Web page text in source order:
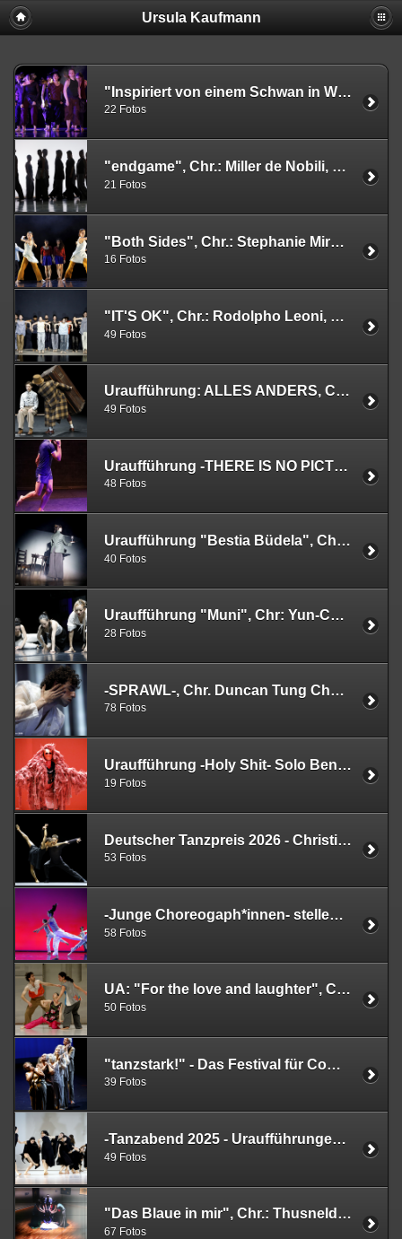
Ursula Kaufmann
"Inspiriert von einem Schwan in Werden", Chr.: Rainer Behr, Tanzabend 2026, Folkwang Uni, Studierende des IZT, 30.06.2026
22 Fotos
"endgame", Chr.: Miller de Nobili, Tanzabend 2026, Folkwang Uni, Studierende des IZT, 30.06.2026
21 Fotos
"Both Sides", Chr.: Stephanie Miracle, Tanzabend 2026, Folkwang Uni, Studierende des IZT. 30.06.2026
16 Fotos
"IT'S OK", Chr.: Rodolpho Leoni, Uraufführung 26.06.2026, Folkwang Tanzstudio, Pina Bausch Theater
49 Fotos
Uraufführung: ALLES ANDERS, Choreografie Daniel Ernesto Müller, 10.06.2026 im FFT Düsseldorf
49 Fotos
Uraufführung -THERE IS NO PICTURE OF MY PARENTS AND ME (UNTIL THERE WAS)- Darko Radosavljev, 28.05.2026, tanzhaus nrw
48 Fotos
Uraufführung "Bestia Büdela", Chr.: Teresa Curotti, 23.04.2024 , Ensemble Folkwang Tanzstudio, Essen
40 Fotos
Uraufführung "Muni", Chr: Yun-Chu Wen (Ljavaus Pacekelj), 23.04.2026, Ensemble Folkwang Tanzstudio, Essen
28 Fotos
-SPRAWL-, Chr. Duncan Tung Chung Can und -Love.Death.Love.-, Chr. Sasha Krutikova, 16.04.2026, Folkwang Tanzstudio, Essen
78 Fotos
Uraufführung -Holy Shit- Solo Ben J. Riepe, 17.03.2026 tanzhaus nrw
19 Fotos
Deutscher Tanzpreis 2026 - Christian Spuck, Prof. Dr. Gabriele Brandstetter, Tadashi Endo - Tanz-Gala, Aalto Theater, Essen, 28.02.206
53 Fotos
-Junge Choreogaph*innen- stellen neue Stücke vor, 25.02.2026, Studierende der Folkwang Universität der Künste
58 Fotos
UA: "For the love and laughter", Chr: Rodolpho Leoni, Folkwang Tanzstudio, Essen, 12.12.2025
50 Fotos
"tanzstark!" - Das Festival für Community Dance und Tanzvermittlung, 26.-28.06.2025, Staatstheater Braunschweig , Konzeption Gregor Zöllig
39 Fotos
-Tanzabend 2025 - Uraufführungen "Every distance is not near", Chr: Rodolpho Leoni, "ALMAS", Chr.: Maya M. Carroll, "HAIN", Chr. Stephanie Thiersch, Studierende des Instituts für Zeitgenössischen Tanz, 23.06.2025, Folkwang Uni Essen
49 Fotos
"Das Blaue in mir", Chr.: Thusnelda Mercy, Studierende der Folkwang Uni, 05.06. und 06.06.2025 im Museum Folkwang
67 Fotos